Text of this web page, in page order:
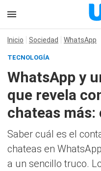
Inicio Sociedad WhatsApp
TECNOLOGÍA
WhatsApp y
que revela
chateas
Saber cuál es el
chateas en
a un sencillo truco.